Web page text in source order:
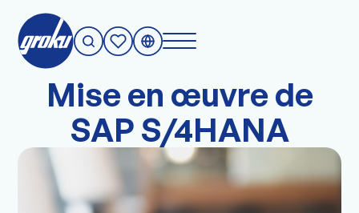
Mise en œuvre de
SAP S/4HANA